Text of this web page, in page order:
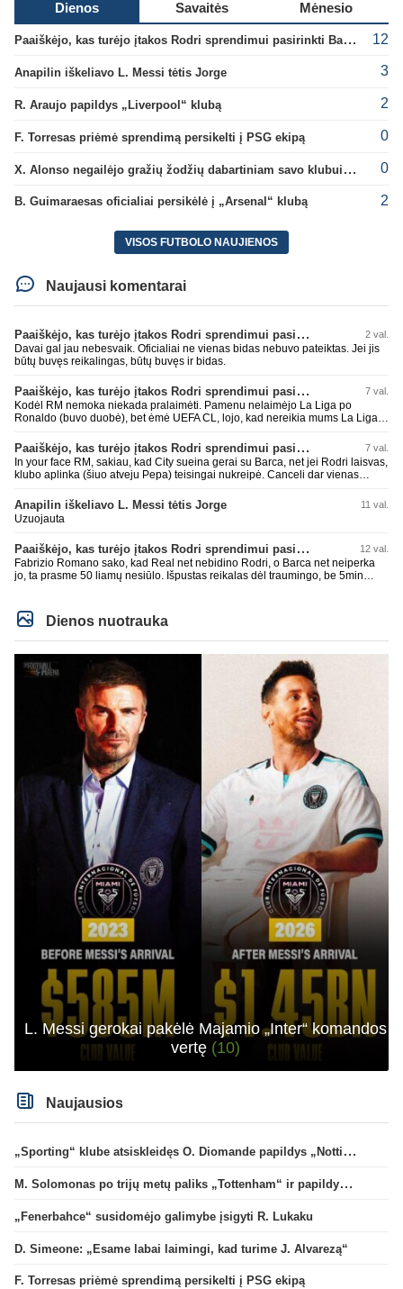
Dienos Savaitės Mėnesio
Paaiškėjo, kas turėjo įtakos Rodri sprendimui pasirinkti Barselonos pusę 12
Anapilin iškeliavo L. Messi tėtis Jorge 3
R. Araujo papildys „Liverpool“ klubą 2
F. Torresas priėmė sprendimą persikelti į PSG ekipą 0
X. Alonso negailėjo gražių žodžių dabartiniam savo klubui „Chelsea“ 0
B. Guimaraesas oficialiai persikėlė į „Arsenal“ klubą 2
VISOS FUTBOLO NAUJIENOS
Naujausi komentarai
Paaiškėjo, kas turėjo įtakos Rodri sprendimui pasirinkti Barselonos pusę 2 val.
Davai gal jau nebesvaik. Oficialiai ne vienas bidas nebuvo pateiktas. Jei jis
būtų buvęs reikalingas, būtų buvęs ir bidas.
Paaiškėjo, kas turėjo įtakos Rodri sprendimui pasirinkti Barselonos pusę 7 val.
Kodėl RM nemoka niekada pralaimėti. Pamenu nelaimėjo La Liga po
Ronaldo (buvo duobė), bet ėmė UEFA CL, lojo, kad nereikia mums La Liga,
laimėti La Liga. Dabar vėl gavo nuo Barcos ir Rodri ateina ne pas juos, vėl
nereikia mums jo, senas ir t.t. Gal davai vyriškai priimkit tuos pralaimėjimus
be kvailų nereikia, nenorim ir t.t.
Paaiškėjo, kas turėjo įtakos Rodri sprendimui pasirinkti Barselonos pusę 7 val.
In your face RM, sakiau, kad City sueina gerai su Barca, net jei Rodri laisvas,
klubo aplinka (šiuo atveju Pepa) teisingai nukreipė. Canceli dar vienas
Super
Anapilin iškeliavo L. Messi tėtis Jorge 11 val.
Uzuojauta
Paaiškėjo, kas turėjo įtakos Rodri sprendimui pasirinkti Barselonos pusę 12 val.
Fabrizio Romano sako, kad Real net nebidino Rodri, o Barca net neiperka
jo, ta prasme 50 liamų nesiūlo. Išpustas reikalas dėl traumingo, be 5min
Dienos nuotrauka
L. Messi gerokai pakėlė Majamio „Inter“ komandos
vertę (10)
Naujausios
„Sporting“ klube atsiskleidęs O. Diomande papildys „Nottingham“ gretas
M. Solomonas po trijų metų paliks „Tottenham“ ir papildys „West Ham“ klubą
„Fenerbahce“ susidomėjo galimybe įsigyti R. Lukaku
D. Simeone: „Esame labai laimingi, kad turime J. Alvarezą“
F. Torresas priėmė sprendimą persikelti į PSG ekipą